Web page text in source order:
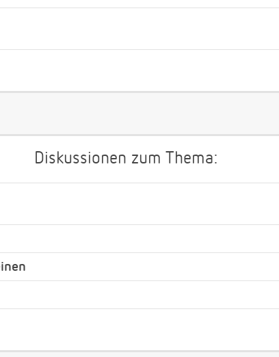
Diskussionen zum Thema: